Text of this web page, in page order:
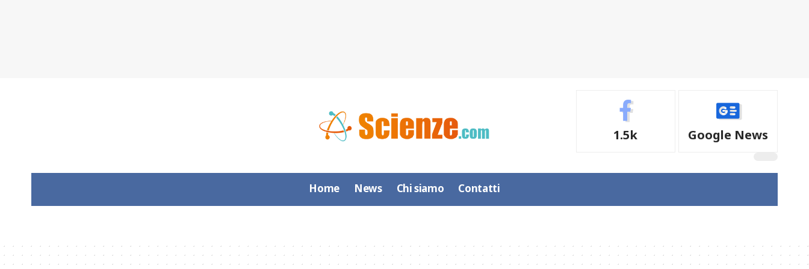
1.5k Google News
Home News Chi siamo Contatti